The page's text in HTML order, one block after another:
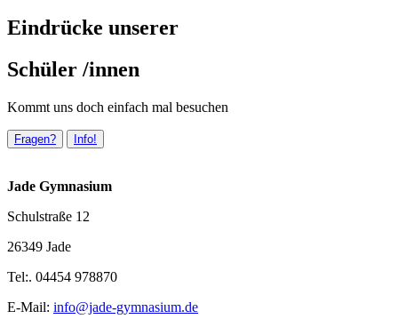
Eindrücke unserer
Schüler /innen
Kommt uns doch einfach mal besuchen
Fragen? Info!
Jade Gymnasium
Schulstraße 12
26349 Jade
Tel:. 04454 978870
E-Mail: info@jade-gymnasium.de